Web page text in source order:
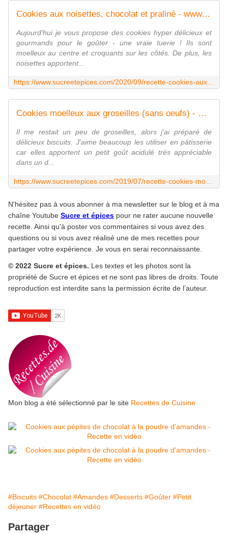
Cookies aux noisettes, chocolat et praliné - www.sucreetepices.com
Aujourd'hui je vous propose des cookies hyper délicieux et
gourmands pour le goûter - une vraie tuerie ! Ils sont
moelleux au centre et croquants sur les côtés. De plus, les
noisettes apportent...
Cookies moelleux aux groseilles (sans oeufs) - www.sucreetepices.com
Il me restait un peu de groseilles, alors j'ai préparé de
délicieux biscuits. J'aime beaucoup les utiliser en pâtisserie
car elles apportent un petit goût acidulé très appréciable
dans un d...
N'hésitez pas à vous abonner à ma newsletter sur le blog et à ma
chaîne Youtube Sucre et épices pour ne rater aucune nouvelle
recette. Ainsi qu'à poster vos commentaires si vous avez des
questions ou si vous avez réalisé une de mes recettes pour
partager votre expérience. Je vous en serai reconnaissante.
© 2022 Sucre et épices. Les textes et les photos sont la
propriété de Sucre et épices et ne sont pas libres de droits. Toute
reproduction est interdite sans la permission écrite de l’auteur.
Mon blog a été sélectionné par le site Recettes de Cuisine
#Biscuits #Chocolat #Amandes #Desserts #Goûter #Petit
déjeuner #Recettes en vidéo
Partager